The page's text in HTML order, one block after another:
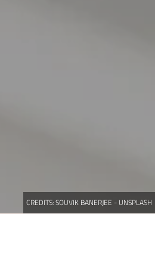
CREDITS:SOUVIK BANERJEE - UNSPLASH